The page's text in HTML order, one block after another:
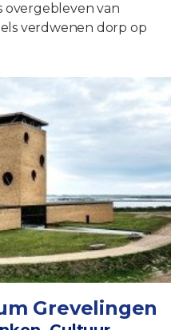
overgebleven van
verdwenen dorp op
Grevelingen